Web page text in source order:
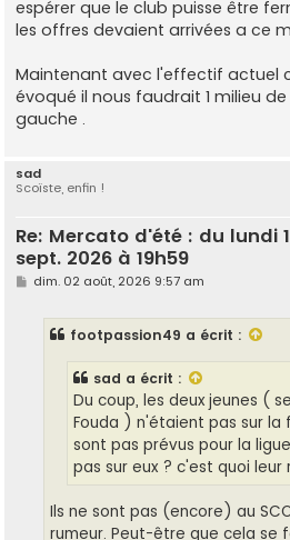
e
espérer que le club puisse être
les offres devaient arrivées a ce
Maintenant avec l'effectif actuel
évoqué il nous faudrait 1 milieu
gauche .
sad
Scoïste, enfin !
Re: Mercato d'été : du lundi
sept. 2026 à 19h59
M
dim. 02 août, 2026 9:57 am
footpassion49 a écrit :
sad a écrit :
Du coup, les deux jeunes (
Fouda ) n'étaient pas sur la
sont pas prévus pour la
pas sur eux ? c'est quoi leur
Ils ne sont pas (encore) au
rumeur. Peut-être que cela se